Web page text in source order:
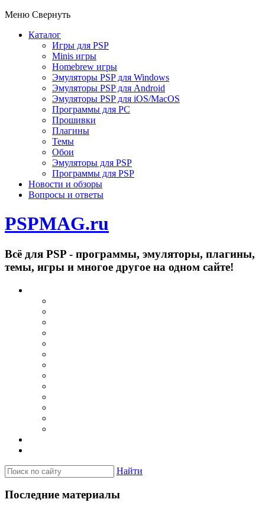
Меню Свернуть
Каталог
Игры для PSP
Minis игры
Homebrew игры
Эмуляторы PSP для Windows
Эмуляторы PSP для Android
Эмуляторы PSP для iOS/MacOS
Программы для PC
Прошивки
Плагины
Темы
Обои
Эмуляторы для PSP
Программы для PSP
Новости и обзоры
Вопросы и ответы
PSPMAG.ru
Всё для PSP - программы, эмуляторы, плагины,
темы, игры и многое другое на одном сайте!
Найти
Последние материалы